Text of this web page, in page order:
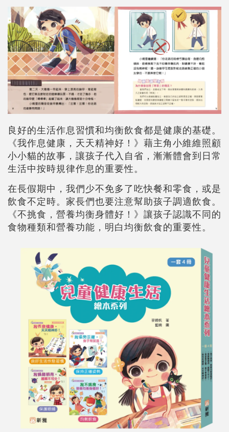
良好的生活作息習慣和均衡飲食都是健康的基礎。
《我作息健康，天天精神好！》藉主角小維維照顧
小小貓的故事，讓孩子代入自省，漸漸體會到日常
生活中按時規律作息的重要性。
在長假期中，我們少不免多了吃快餐和零食，或是
飲食不定時。家長們也要注意幫助孩子調適飲食。
《不挑食，營養均衡身體好！》讓孩子認識不同的
食物種類和營養功能，明白均衡飲食的重要性。